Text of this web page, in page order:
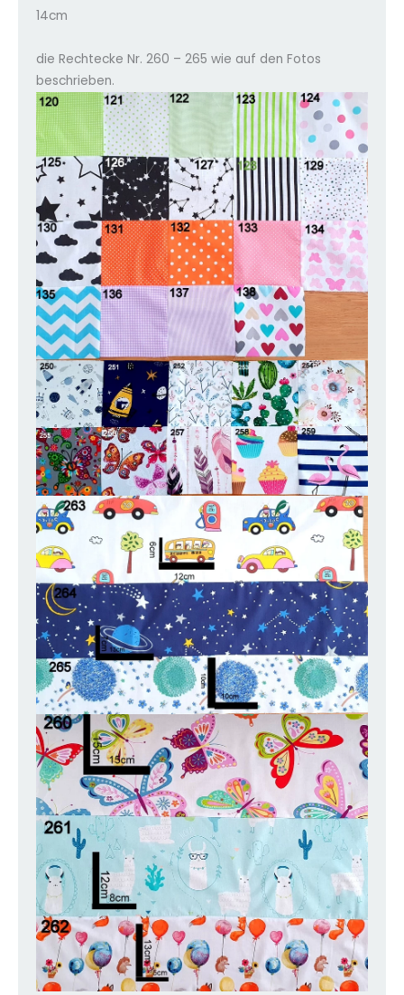
14cm
die Rechtecke Nr. 260 – 265 wie auf den Fotos
beschrieben.